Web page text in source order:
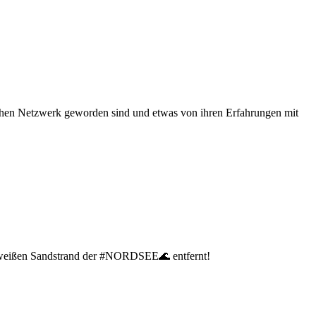
Netzwerk geworden sind und etwas von ihren Erfahrungen mit
Sandstrand der #NORDSEE🌊 entfernt!